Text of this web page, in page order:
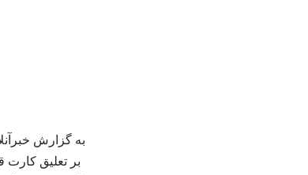
به گزارش
بر تعلیق کارت